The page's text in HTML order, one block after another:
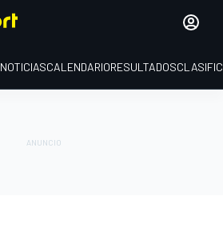
NOTICIASCALENDARIORESULTADOS